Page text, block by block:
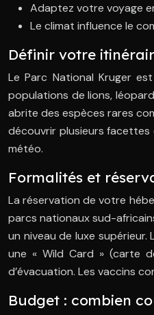
Adaptez votre voyage
Le climat influence le
Définir votre
Le Parc National Kruger
populations de lions,
abrite des espèces rares
découvrir plusieurs facettes
météo.
Formalités et
La réservation de votre
parcs nationaux sud-
un niveau de luxe
une « Wild Card » (carte
d’évacuation. Les vaccins
Budget : combien